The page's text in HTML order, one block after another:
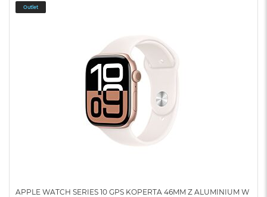
Outlet
APPLE WATCH SERIES 10 GPS KOPERTA 46MM Z ALUMINIUM W